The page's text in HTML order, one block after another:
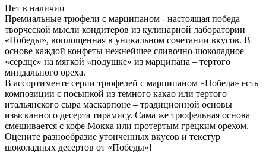
Нет в наличии
Премиальные трюфели с марципаном - настоящая победа
творческой мысли кондитеров из кулинарной лаборатории
«Победы», воплощенная в уникальном сочетании вкусов. В
основе каждой конфеты нежнейшее сливочно-шоколадное
«сердце» на мягкой «подушке» из марципана – тертого
миндального ореха.
В ассортименте серии трюфелей с марципаном «Победа» есть
композиции с посыпкой из темного какао или тертого
итальянского сыра маскарпоне – традиционной основы
изысканного десерта тирамису. Сама же трюфельная основа
смешивается с кофе Мокка или протертым грецким орехом.
Оцените разнообразие утонченных вкусов и текстур
шоколадных десертов от «Победы»!